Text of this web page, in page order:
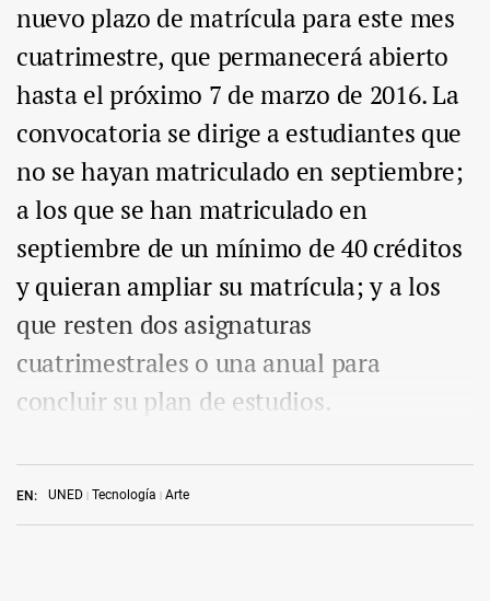
EN: UNED Tecnología Arte
nuevo plazo de matrícula para este mes
cuatrimestre, que permanecerá abierto
hasta el próximo 7 de marzo de 2016. La
convocatoria se dirige a estudiantes que
no se hayan matriculado en septiembre;
a los que se han matriculado en
septiembre de un mínimo de 40 créditos
y quieran ampliar su matrícula; y a los
que resten dos asignaturas
cuatrimestrales o una anual para
concluir su plan de estudios.